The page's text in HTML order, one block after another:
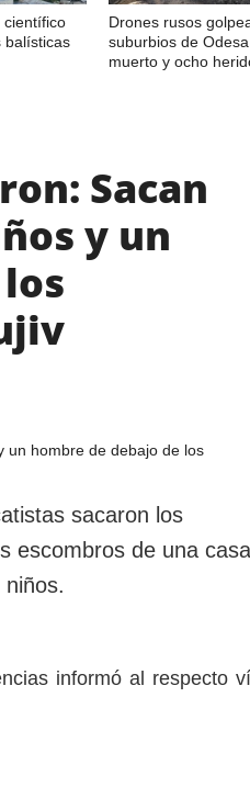
científico
balísticas
Drones rusos
suburbios de
muerto y ocho
Sacan
y un
sacaron los
escombros de una casa
informó al respecto